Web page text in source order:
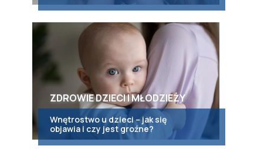
ZDROWIE DZIECI I MŁODZIEŻY
Wnętrostwo u dzieci – jak się
objawia i czy jest groźne?